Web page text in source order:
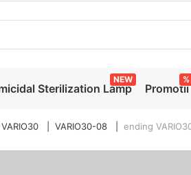
Sterilization Lamp
NEW
Promotii
%
VARIO30 VARIO30-08 ending